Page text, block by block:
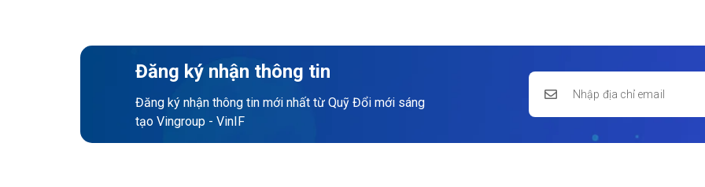
Đăng ký nhận thông tin
Đăng ký nhận thông tin mới nhất từ Quỹ Đổi mới sáng
tạo Vingroup - VinIF